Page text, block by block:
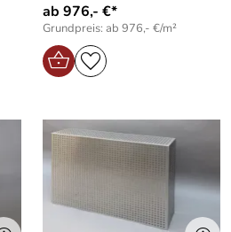
ab 976,- €*
Grundpreis: ab 976,- €/m²